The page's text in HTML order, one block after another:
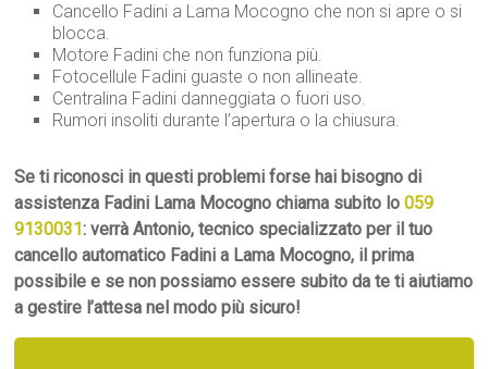
Cancello Fadini a Lama Mocogno che non si apre o si
blocca.
Motore Fadini che non funziona più.
Fotocellule Fadini guaste o non allineate.
Centralina Fadini danneggiata o fuori uso.
Rumori insoliti durante l’apertura o la chiusura.
Se ti riconosci in questi problemi forse hai bisogno di
assistenza Fadini Lama Mocogno chiama subito lo059
9130031: verrà Antonio, tecnico specializzato per il tuo
cancello automatico Fadini a Lama Mocogno, il prima
possibile e se non possiamo essere subito da te ti aiutiamo
a gestire l’attesa nel modo più sicuro!